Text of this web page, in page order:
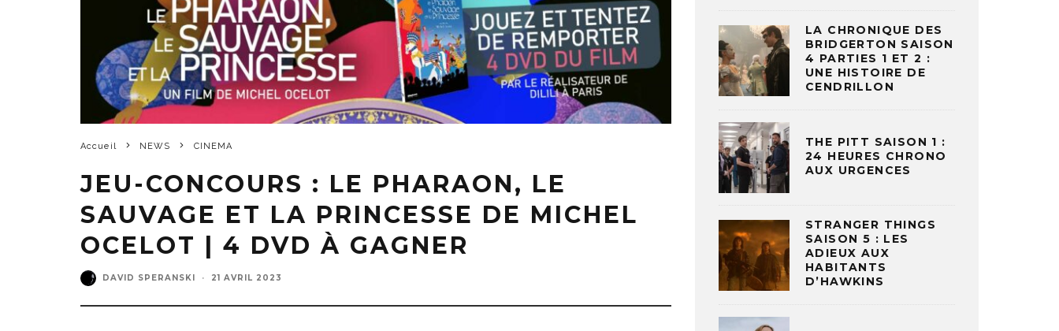
Accueil NEWS CINEMA
JEU-CONCOURS : LE PHARAON, LE
SAUVAGE ET LA PRINCESSE DE MICHEL
OCELOT | 4 DVD À GAGNER
DAVID SPERANSKI · 21 AVRIL 2023
LA CHRONIQUE DES
BRIDGERTON SAISON
4 PARTIES 1 ET 2 :
UNE HISTOIRE DE
CENDRILLON
THE PITT SAISON 1 :
24 HEURES CHRONO
AUX URGENCES
STRANGER THINGS
SAISON 5 : LES
ADIEUX AUX
HABITANTS
D’HAWKINS